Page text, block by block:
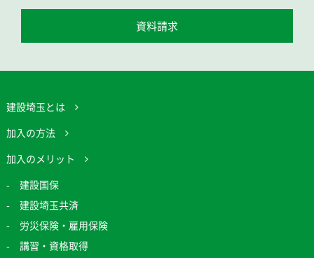
資料請求
建設埼玉とは
加入の方法
加入のメリット
建設国保
建設埼玉共済
労災保険・雇用保険
講習・資格取得